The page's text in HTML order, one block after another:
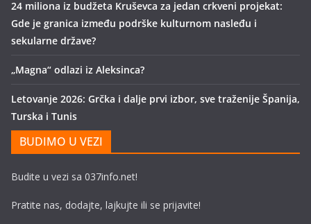
24 miliona iz budžeta Kruševca za jedan crkveni projekat:
Gde je granica između podrške kulturnom nasleđu i
sekularne države?
„Magna“ odlazi iz Aleksinca?
Letovanje 2026: Grčka i dalje prvi izbor, sve traženije Španija,
Turska i Tunis
BUDIMO U VEZI
Budite u vezi sa 037info.net!
Pratite nas, dodajte, lajkujte ili se prijavite!